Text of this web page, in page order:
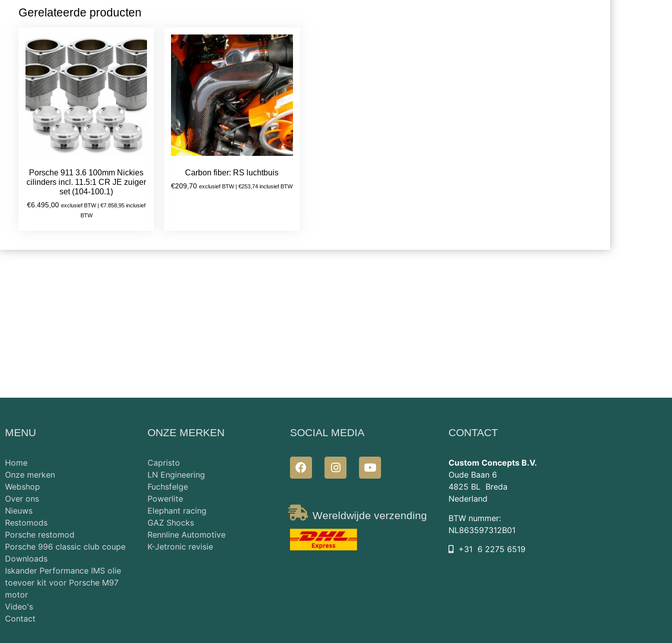
Gerelateerde producten
Porsche 911 3.6 100mm Nickies
cilinders incl. 11.5:1 CR JE zuiger
set (104-100.1)
€6.495,00 exclusief BTW |€7.858,95 inclusief
BTW
Carbon fiber: RS luchtbuis
€209,70 exclusief BTW |€253,74 inclusief BTW
MENU
Home
Onze merken
Webshop
Over ons
Nieuws
Restomods
Porsche restomod
Porsche 996 classic club coupe
Downloads
Iskander Performance IMS olie
toevoer kit voor Porsche M97
motor
Video's
Contact
ONZE MERKEN
Capristo
LN Engineering
Fuchsfelge
Powerlite
Elephant racing
GAZ Shocks
Rennline Automotive
K-Jetronic revisie
SOCIAL MEDIA
Wereldwijde verzending
CONTACT
Custom Concepts B.V.
Oude Baan 6
4825 BL Breda
Nederland
BTW nummer:
NL863597312B01
+31 6 2275 6519